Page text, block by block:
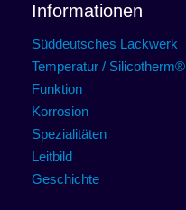
Informationen
Süddeutsches Lackwerk
Temperatur / Silicotherm®
Funktion
Korrosion
Spezialitäten
Leitbild
Geschichte